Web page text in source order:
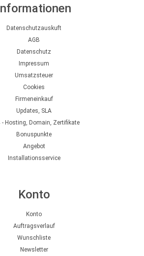
Datenschutzauskuft
AGB
Datenschutz
Impressum
Umsatzsteuer
Cookies
Firmeneinkauf
Updates, SLA
- Hosting, Domain, Zertifikate
Bonuspunkte
Angebot
Installationsservice
Konto
Konto
Auftragsverlauf
Wunschliste
Newsletter